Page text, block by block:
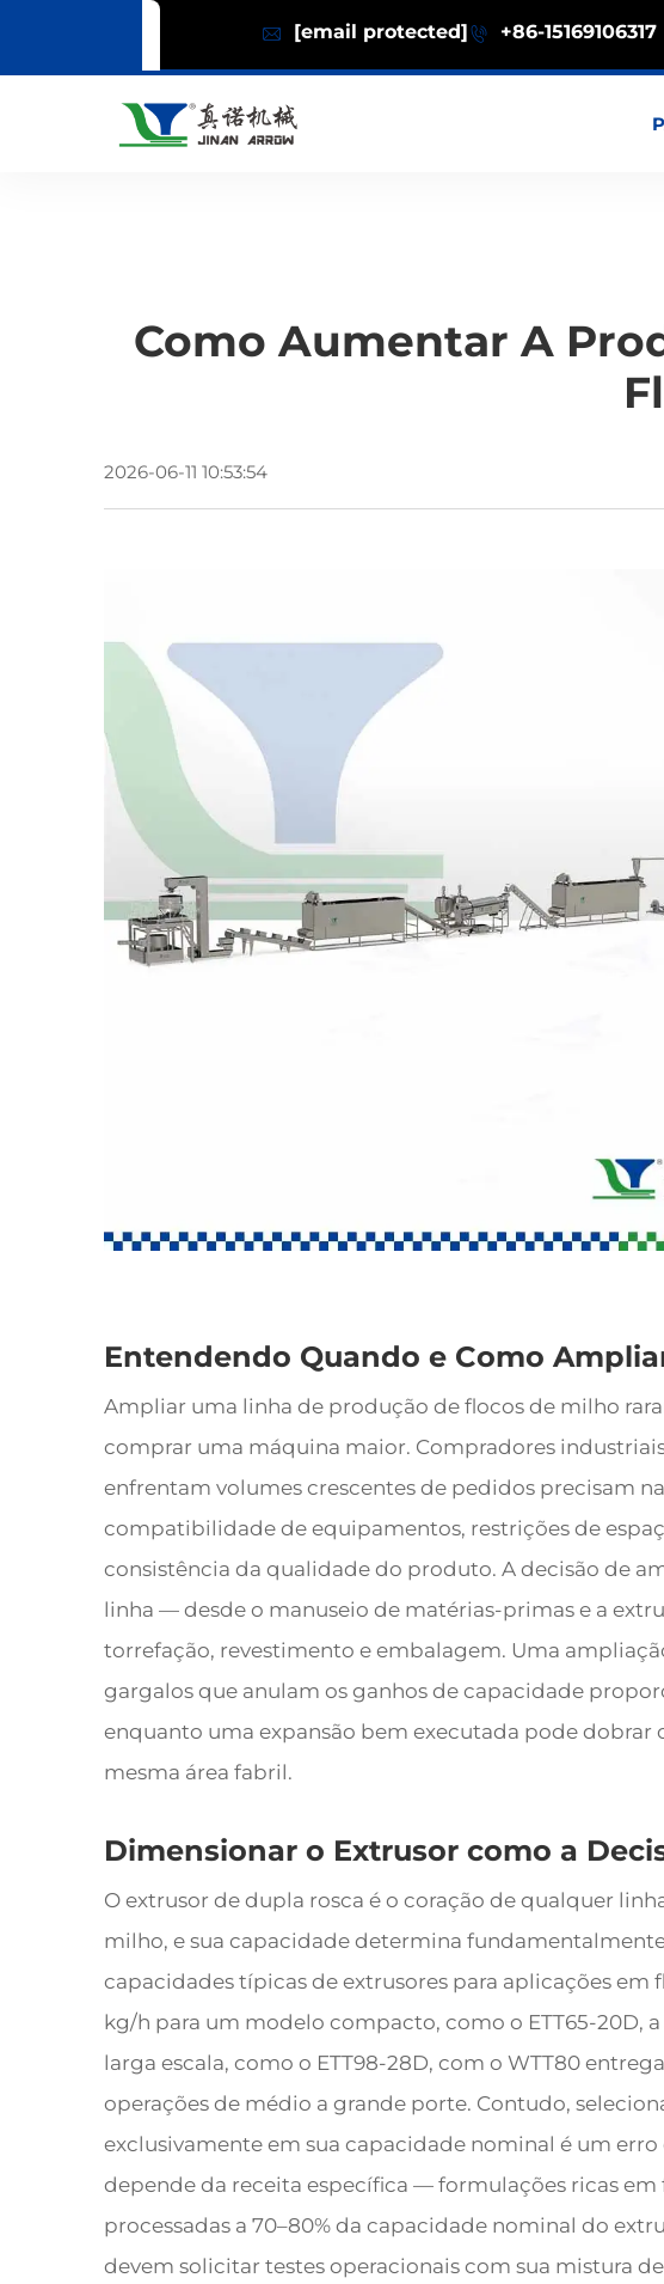
[email protected] +86-15169106317
Como Aumentar A
2026-06-11 10:53:54
Entendendo Quando e Como
Ampliar uma linha de produção de flocos de milho
comprar uma máquina maior. Compradores
enfrentam volumes crescentes de pedidos precisam
compatibilidade de equipamentos, restrições de
consistência da qualidade do produto. A decisão de
linha — desde o manuseio de matérias-primas e a
torrefação, revestimento e embalagem. Uma
gargalos que anulam os ganhos de capacidade
enquanto uma expansão bem executada pode
mesma área fabril.
Dimensionar o Extrusor como a
O extrusor de dupla rosca é o coração de qualquer
milho, e sua capacidade determina
capacidades típicas de extrusores para aplicações em
kg/h para um modelo compacto, como o ETT65-20D,
larga escala, como o ETT98-28D, com o WTT80
operações de médio a grande porte. Contudo,
exclusivamente em sua capacidade nominal é um erro
depende da receita específica — formulações ricas
processadas a 70–80% da capacidade nominal do
devem solicitar testes operacionais com sua mistura